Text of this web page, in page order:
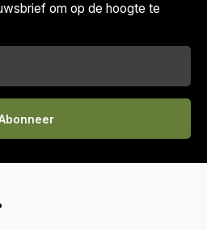
om op de hoogte te